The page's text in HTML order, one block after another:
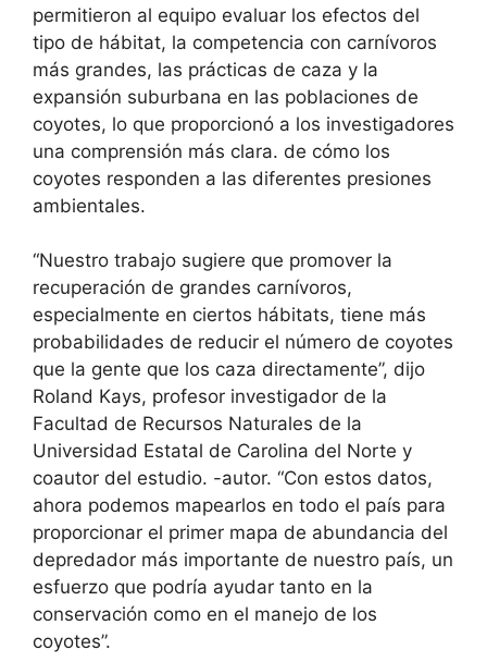
permitieron al equipo evaluar los efectos del
tipo de hábitat, la competencia con carnívoros
más grandes, las prácticas de caza y la
expansión suburbana en las poblaciones de
coyotes, lo que proporcionó a los investigadores
una comprensión más clara. de cómo los
coyotes responden a las diferentes presiones
ambientales.
“Nuestro trabajo sugiere que promover la
recuperación de grandes carnívoros,
especialmente en ciertos hábitats, tiene más
probabilidades de reducir el número de coyotes
que la gente que los caza directamente”, dijo
Roland Kays, profesor investigador de la
Facultad de Recursos Naturales de la
Universidad Estatal de Carolina del Norte y
coautor del estudio. -autor. “Con estos datos,
ahora podemos mapearlos en todo el país para
proporcionar el primer mapa de abundancia del
depredador más importante de nuestro país, un
esfuerzo que podría ayudar tanto en la
conservación como en el manejo de los
coyotes”.